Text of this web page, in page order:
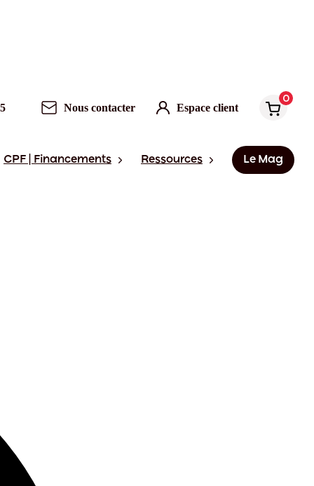
Nous contacter Espace client
0
CPF | Financements Ressources Le Mag